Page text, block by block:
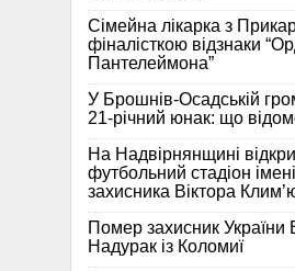
Сімейна лікарка з
фіналісткою відзнаки
Пантелеймона”
У Брошнів-Осадській
21-річний юнак: що
На Надвірнянщині
футбольний стадіон
захисника Віктора
Помер захисник України
Надурак із Коломиї